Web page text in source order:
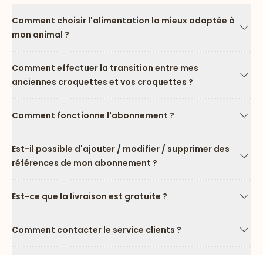
Comment choisir l'alimentation la mieux adaptée à
mon animal ?
Comment effectuer la transition entre mes
anciennes croquettes et vos croquettes ?
Comment fonctionne l'abonnement ?
Est-il possible d'ajouter / modifier / supprimer des
références de mon abonnement ?
Est-ce que la livraison est gratuite ?
Comment contacter le service clients ?